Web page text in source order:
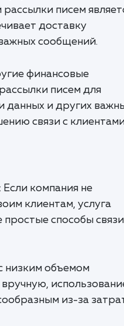
писем
доставку
сообщений.
финансовые
писем для
данных и других
связи с
: Если компания не
клиентам, услуга
способы связи
низким объемом
из-за